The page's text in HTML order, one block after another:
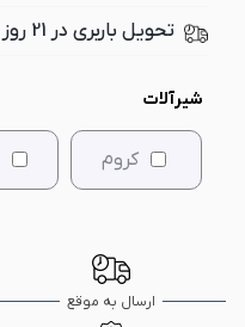
تحویل باربری در 21 روز کاری
شیرآلات
کروم
ارسال به موقع